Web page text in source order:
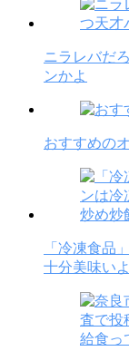
ニラレバだ
ンかよ
おすすめの
「冷凍食品
十分美味い